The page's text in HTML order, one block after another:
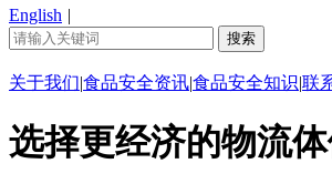
English |
关于我们|食品安全资讯|食品安全知识|联
选择更经济的物流体